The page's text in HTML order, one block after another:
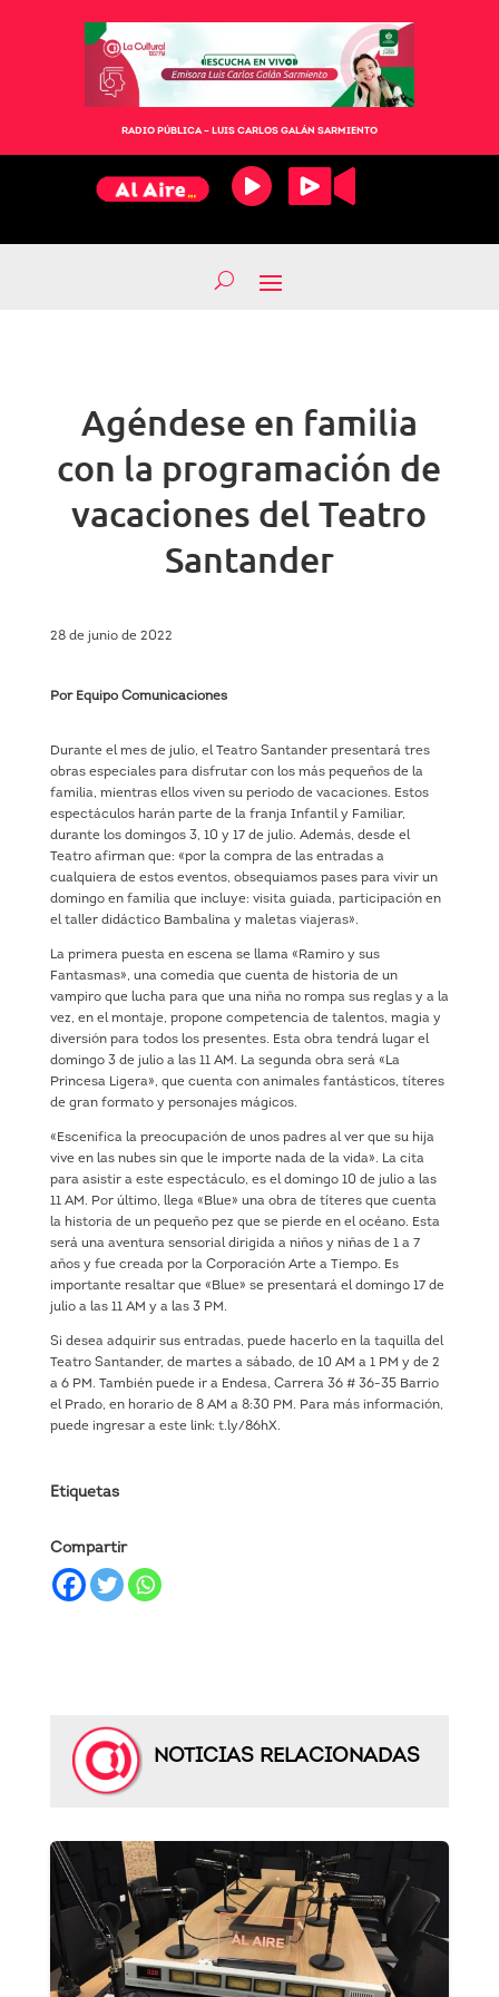
RADIO PÚBLICA – LUIS CARLOS GALÁN SARMIENTO
Agéndese en familia
con la programación de
vacaciones del Teatro
Santander
28 de junio de 2022
Por Equipo Comunicaciones
Durante el mes de julio, el Teatro Santander presentará tres
obras especiales para disfrutar con los más pequeños de la
familia, mientras ellos viven su periodo de vacaciones. Estos
espectáculos harán parte de la franja Infantil y Familiar,
durante los domingos 3, 10 y 17 de julio. Además, desde el
Teatro afirman que: «por la compra de las entradas a
cualquiera de estos eventos, obsequiamos pases para vivir un
domingo en familia que incluye: visita guiada, participación en
el taller didáctico Bambalina y maletas viajeras».
La primera puesta en escena se llama «Ramiro y sus
Fantasmas», una comedia que cuenta de historia de un
vampiro que lucha para que una niña no rompa sus reglas y a la
vez, en el montaje, propone competencia de talentos, magia y
diversión para todos los presentes. Esta obra tendrá lugar el
domingo 3 de julio a las 11 AM. La segunda obra será «La
Princesa Ligera», que cuenta con animales fantásticos, títeres
de gran formato y personajes mágicos.
«Escenifica la preocupación de unos padres al ver que su hija
vive en las nubes sin que le importe nada de la vida». La cita
para asistir a este espectáculo, es el domingo 10 de julio a las
11 AM. Por último, llega «Blue» una obra de títeres que cuenta
la historia de un pequeño pez que se pierde en el océano. Esta
será una aventura sensorial dirigida a niños y niñas de 1 a 7
años y fue creada por la Corporación Arte a Tiempo. Es
importante resaltar que «Blue» se presentará el domingo 17 de
julio a las 11 AM y a las 3 PM.
Si desea adquirir sus entradas, puede hacerlo en la taquilla del
Teatro Santander, de martes a sábado, de 10 AM a 1 PM y de 2
a 6 PM. También puede ir a Endesa, Carrera 36 # 36-35 Barrio
el Prado, en horario de 8 AM a 8:30 PM. Para más información,
puede ingresar a este link: t.ly/86hX.
Etiquetas
Compartir
NOTICIAS RELACIONADAS